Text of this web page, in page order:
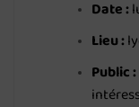
Date :
Lieu :
Public :